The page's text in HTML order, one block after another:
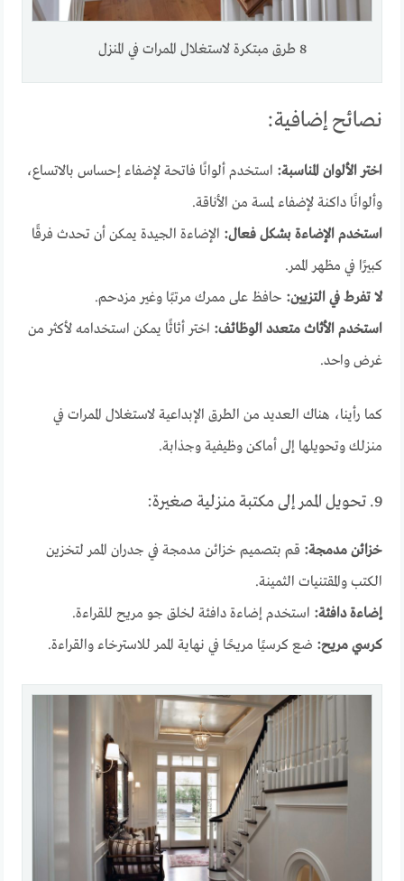
8 طرق مبتكرة لاستغلال الممرات في المنزل
نصائح إضافية:
اختر الألوان المناسبة: استخدم ألوانًا فاتحة لإضفاء إحساس بالاتساع،
وألوانًا داكنة لإضفاء لمسة من الأناقة.
استخدم الإضاءة بشكل فعال: الإضاءة الجيدة يمكن أن تحدث فرقًا
كبيرًا في مظهر الممر.
لا تفرط في التزيين: حافظ على ممرك مرتبًا وغير مزدحم.
استخدم الأثاث متعدد الوظائف: اختر أثاثًا يمكن استخدامه لأكثر من
غرض واحد.
كما رأينا، هناك العديد من الطرق الإبداعية لاستغلال الممرات في
منزلك وتحويلها إلى أماكن وظيفية وجذابة.
9. تحويل الممر إلى مكتبة منزلية صغيرة:
خزائن مدمجة: قم بتصميم خزائن مدمجة في جدران الممر لتخزين
الكتب والمقتنيات الثمينة.
إضاءة دافئة: استخدم إضاءة دافئة لخلق جو مريح للقراءة.
كرسي مريح: ضع كرسيًا مريحًا في نهاية الممر للاسترخاء والقراءة.